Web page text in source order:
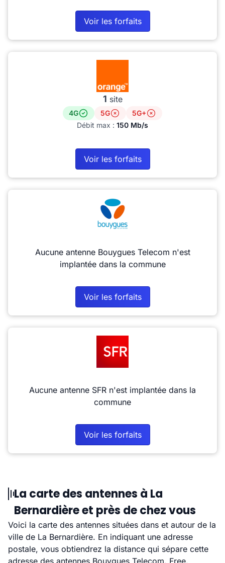
Voir les forfaits
1 site
4G 5G
5G+
Débit max : 150 Mb/s
Voir les forfaits
Aucune antenne Bouygues Telecom n'est
implantée dans la commune
Voir les forfaits
Aucune antenne SFR n'est implantée dans la
commune
Voir les forfaits
La carte des antennes à La
Bernardière et près de chez vous
Voici la carte des antennes situées dans et autour de la
ville de La Bernardière. En indiquant une adresse
postale, vous obtiendrez la distance qui sépare cette
adresse des antennes Bouygues Telecom, Free,